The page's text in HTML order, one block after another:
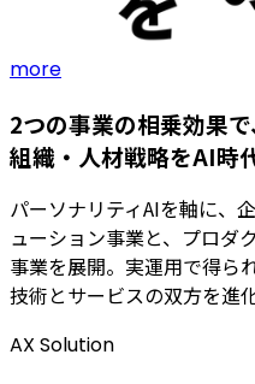
more
2つの事業の相乗効果で
組織・人材戦略をAI時
パーソナリティAIを軸に、
ューション事業と、プロダ
事業を展開。実運用で得ら
技術とサービスの双方を進
AX Solution